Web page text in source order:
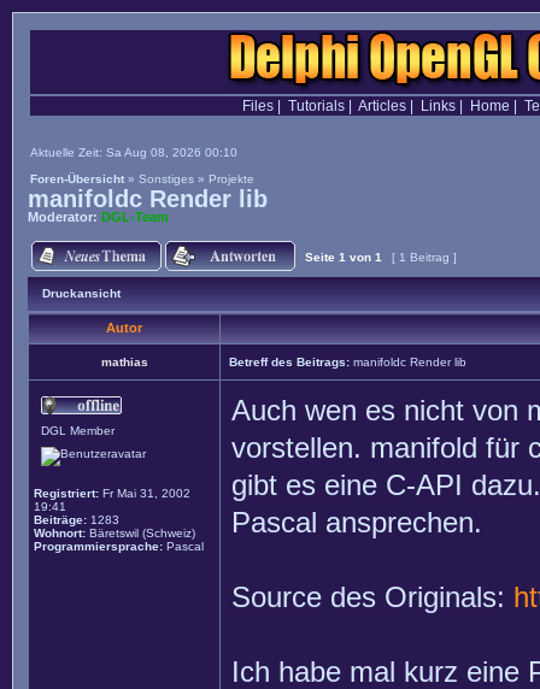
Files| Tutorials| Articles| Links| Home
Aktuelle Zeit: Sa Aug 08, 2026 00:10
Foren-Übersicht » Sonstiges » Projekte
manifoldc Render lib
Moderator: DGL-Team
Seite 1 von 1 [ 1 Beitrag ]
Druckansicht
Autor
mathias Betreff des Beitrags: manifoldc Render lib
DGL Member
Registriert: Fr Mai 31, 2002
19:41
Beiträge: 1283
Wohnort: Bäretswil (Schweiz)
Programmiersprache: Pascal
Auch wen es nicht von
vorstellen. manifold für
gibt es eine C-API
Pascal ansprechen.
Source des Originals:
Ich habe mal kurz eine